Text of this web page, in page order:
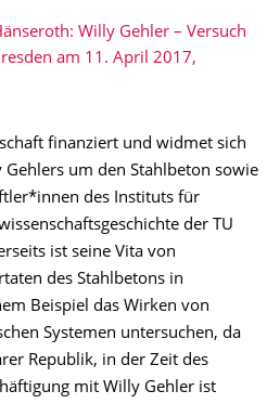
Willy Gehler – Versuch
am 11. April 2017,
finanziert und widmet sich
um den Stahlbeton sowie
des Instituts für
der TU
ist seine Vita von
des Stahlbetons in
Beispiel das Wirken von
Systemen untersuchen, da
Republik, in der Zeit des
mit Willy Gehler ist